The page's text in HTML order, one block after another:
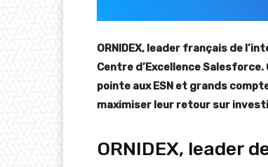
ORNIDEX, leader français de
Centre d’Excellence
pointe aux ESN et grands
maximiser leur retour sur
ORNIDEX, leader